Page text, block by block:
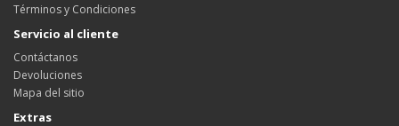
Términos y Condiciones
Servicio al cliente
Contáctanos
Devoluciones
Mapa del sitio
Extras